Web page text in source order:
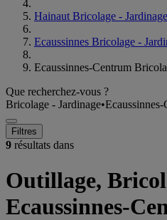
Hainaut Bricolage - Jardinage
Ecaussinnes Bricolage -
Ecaussinnes-Centrum
Que recherchez-vous ?
Bricolage - Jardinage•
Filtres
9 résultats dans
Outillage,
Ecaussinnes-